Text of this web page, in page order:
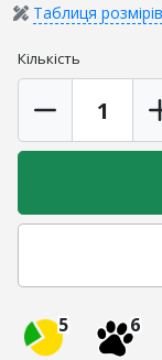
Таблиця розмірів
Кількість
5 6